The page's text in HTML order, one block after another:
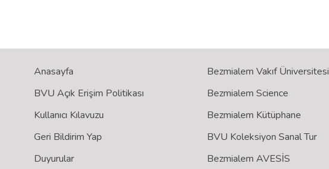
Anasayfa
BVU Açık Erişim Politikası
Kullanıcı Kılavuzu
Geri Bildirim Yap
Duyurular
Bezmialem Vakıf Üniversitesi
Bezmialem Science
Bezmialem Kütüphane
BVU Koleksiyon Sanal Tur
Bezmialem AVESİS